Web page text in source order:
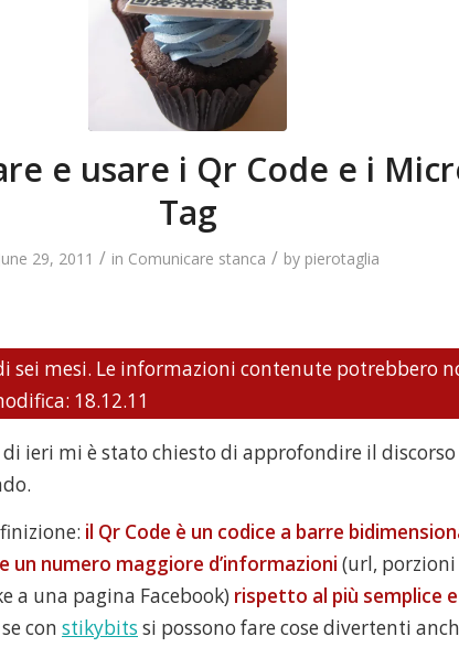
e usare i Qr Code e i
Tag
June 29, 2011 / in Comunicare stanca / by pierotaglia
sei mesi. Le informazioni contenute potrebbero
18.12.11
ieri mi è stato chiesto di approfondire il discorso
il Qr Code è un codice a barre
numero maggiore d’informazioni (url,
a una pagina Facebook) rispetto al più semplice
con stikybits si possono fare cose divertenti